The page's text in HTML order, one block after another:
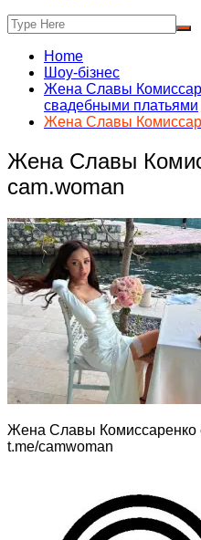
Home
Шоу-бізнес
Жена Славы
свадебными платьями
Жена Славы
Жена Славы
cam.woman
Жена Славы Комиссаренко
t.me/camwoman